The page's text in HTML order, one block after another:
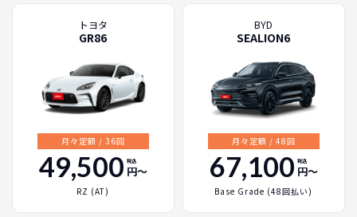
トヨタ
GR86
月々定額 / 36回
49,500 税込
円〜
RZ (AT)
BYD
SEALION6
月々定額 / 48回
67,100 税込
円〜
Base Grade (48回払い)